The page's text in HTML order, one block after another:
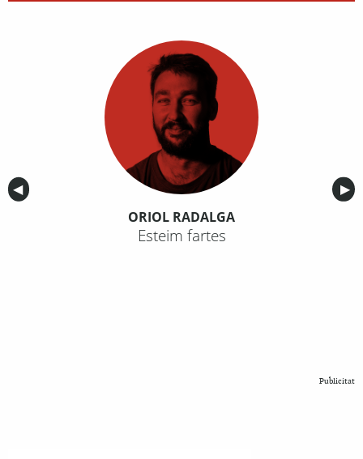
Anterior
◀︎ ▶︎
ORIOL RADALGA
Esteim fartes
Publicitat